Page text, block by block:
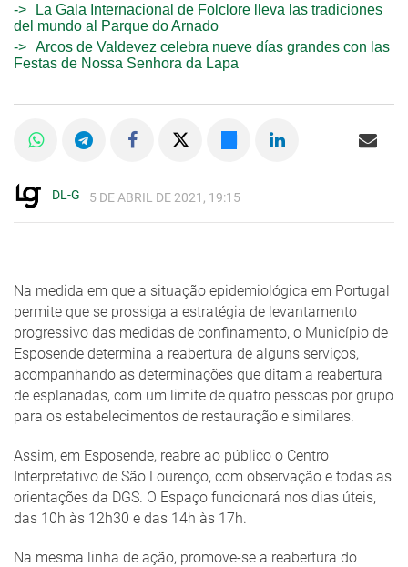
La Gala Internacional de Folclore lleva las tradiciones
del mundo al Parque do Arnado
Arcos de Valdevez celebra nueve días grandes con las
Festas de Nossa Senhora da Lapa
DL-G 5 DE ABRIL DE 2021, 19:15
Na medida em que a situação epidemiológica em Portugal
permite que se prossiga a estratégia de levantamento
progressivo das medidas de confinamento, o Município de
Esposende determina a reabertura de alguns serviços,
acompanhando as determinações que ditam a reabertura
de esplanadas, com um limite de quatro pessoas por grupo
para os estabelecimentos de restauração e similares.
Assim, em Esposende, reabre ao público o Centro
Interpretativo de São Lourenço, com observação e todas as
orientações da DGS. O Espaço funcionará nos dias úteis,
das 10h às 12h30 e das 14h às 17h.
Na mesma linha de ação, promove-se a reabertura do